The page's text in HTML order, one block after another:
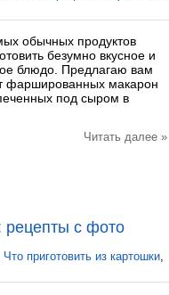
обычных продуктов
безумно вкусное и
блюдо. Предлагаю вам
фаршированных макарон
под сыром в
Читать далее »
рецепты с фото
Что приготовить из картошки,